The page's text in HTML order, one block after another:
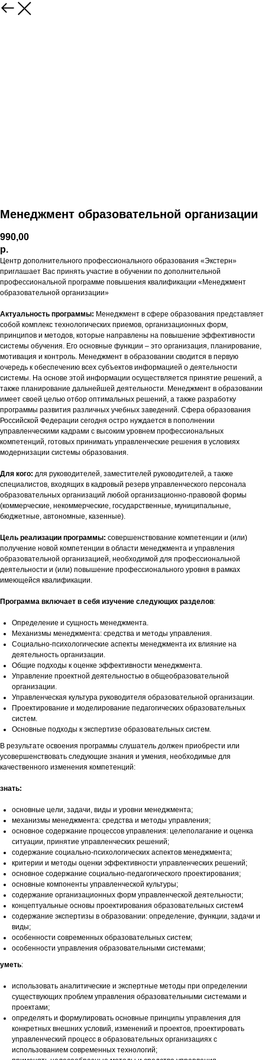
Менеджмент образовательной организации
990,00
р.
Центр дополнительного профессионального образования «Экстерн»
приглашает Вас принять участие в обучении по дополнительной
профессиональной программе повышения квалификации «Менеджмент
образовательной организации»
Актуальность программы: Менеджмент в сфере образования представляет
собой комплекс технологических приемов, организационных форм,
принципов и методов, которые направлены на повышение эффективности
системы обучения. Его основные функции – это организация, планирование,
мотивация и контроль. Менеджмент в образовании сводится в первую
очередь к обеспечению всех субъектов информацией о деятельности
системы. На основе этой информации осуществляется принятие решений, а
также планирование дальнейшей деятельности. Менеджмент в образовании
имеет своей целью отбор оптимальных решений, а также разработку
программы развития различных учебных заведений. Сфера образования
Российской Федерации сегодня остро нуждается в пополнении
управленческими кадрами с высоким уровнем профессиональных
компетенций, готовых принимать управленческие решения в условиях
модернизации системы образования.
Для кого: для руководителей, заместителей руководителей, а также
специалистов, входящих в кадровый резерв управленческого персонала
образовательных организаций любой организационно-правовой формы
(коммерческие, некоммерческие, государственные, муниципальные,
бюджетные, автономные, казенные).
Цель реализации программы: совершенствование компетенции и (или)
получение новой компетенции в области менеджмента и управления
образовательной организацией, необходимой для профессиональной
деятельности и (или) повышение профессионального уровня в рамках
имеющейся квалификации.
Программа включает в себя изучение следующих разделов:
Определение и сущность менеджмента.
Механизмы менеджмента: средства и методы управления.
Социально-психологические аспекты менеджмента их влияние на
деятельность организации.
Общие подходы к оценке эффективности менеджмента.
Управление проектной деятельностью в общеобразовательной
организации.
Управленческая культура руководителя образовательной организации.
Проектирование и моделирование педагогических образовательных
систем.
Основные подходы к экспертизе образовательных систем.
В результате освоения программы слушатель должен приобрести или
усовершенствовать следующие знания и умения, необходимые для
качественного изменения компетенций:
знать:
основные цели, задачи, виды и уровни менеджмента;
механизмы менеджмента: средства и методы управления;
основное содержание процессов управления: целеполагание и оценка
ситуации, принятие управленческих решений;
содержание социально-психологических аспектов менеджмента;
критерии и методы оценки эффективности управленческих решений;
основное содержание социально-педагогического проектирования;
основные компоненты управленческой культуры;
содержание организационных форм управленческой деятельности;
концептуальные основы проектирования образовательных систем4
содержание экспертизы в образовании: определение, функции, задачи и
виды;
особенности современных образовательных систем;
особенности управления образовательными системами;
уметь:
использовать аналитические и экспертные методы при определении
существующих проблем управления образовательными системами и
проектами;
определять и формулировать основные принципы управления для
конкретных внешних условий, изменений и проектов, проектировать
управленческий процесс в образовательных организациях с
использованием современных технологий;